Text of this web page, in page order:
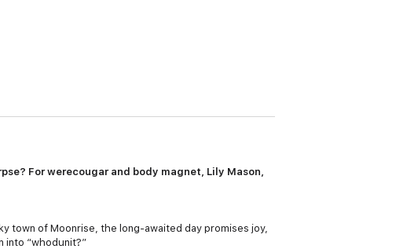
For werecougar and body magnet, Lily Mason,
town of Moonrise, the long-awaited day promises joy,
into “whodunit?”